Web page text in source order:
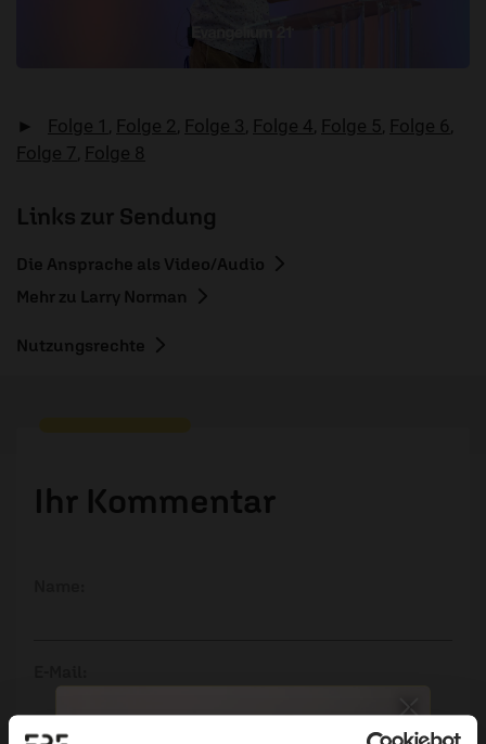
► Folge 1 , Folge 2, Folge 3, Folge 4, Folge 5, Folge 6,
Folge 7, Folge 8
Links zur Sendung
Die Ansprache als Video/Audio
Mehr zu Larry Norman
Nutzungsrechte
Ihr Kommentar